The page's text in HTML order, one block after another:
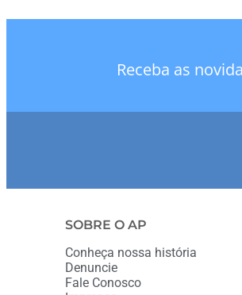
Receba as
SOBRE O AP
Conheça nossa história
Denuncie
Fale Conosco